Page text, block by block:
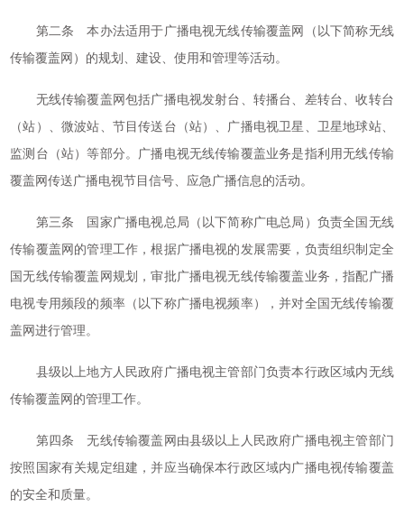
第二条 本办法适用于广播电视无线传输覆盖网（以下简称无线
传输覆盖网）的规划、建设、使用和管理等活动。
无线传输覆盖网包括广播电视发射台、转播台、差转台、收转台
（站）、微波站、节目传送台（站）、广播电视卫星、卫星地球站、
监测台（站）等部分。广播电视无线传输覆盖业务是指利用无线传输
覆盖网传送广播电视节目信号、应急广播信息的活动。
第三条 国家广播电视总局（以下简称广电总局）负责全国无线
传输覆盖网的管理工作，根据广播电视的发展需要，负责组织制定全
国无线传输覆盖网规划，审批广播电视无线传输覆盖业务，指配广播
电视专用频段的频率（以下称广播电视频率），并对全国无线传输覆
盖网进行管理。
县级以上地方人民政府广播电视主管部门负责本行政区域内无线
传输覆盖网的管理工作。
第四条 无线传输覆盖网由县级以上人民政府广播电视主管部门
按照国家有关规定组建，并应当确保本行政区域内广播电视传输覆盖
的安全和质量。